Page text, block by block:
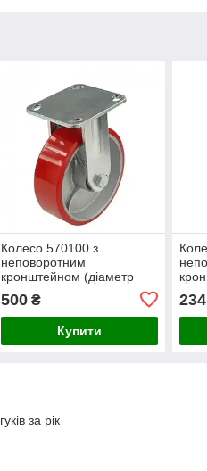
Колесо 570100 з
неповоротним
кронштейном (діаметр
500₴
Купити
234
за рік